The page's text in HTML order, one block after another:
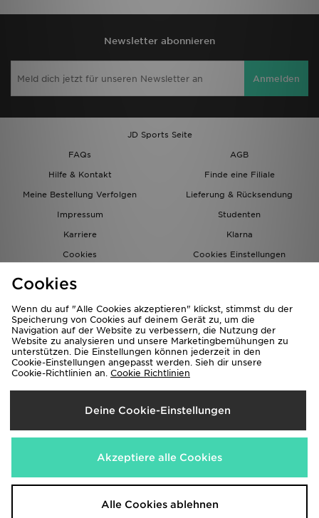
Newsletter abonnieren
Anmelden
JD Sports Seite
FAQs
AGB
Hilfe & Kontakt
Finde eine Filiale
Meine Bestellung Verfolgen
Lieferung & Rücksendung
Impressum
Studenten
Karriere
Klarna
Cookies
Cookies Einstellungen
Lieferung Nach
Deutschland
Wir akzeptieren folgende Zahlungsmethoden
Corporate Website www.jdplc.com
Cookies
Wenn du auf "Alle Cookies akzeptieren" klickst, stimmst du der
Speicherung von Cookies auf deinem Gerät zu, um die
Navigation auf der Website zu verbessern, die Nutzung der
Website zu analysieren und unsere Marketingbemühungen zu
unterstützen. Die Einstellungen können jederzeit in den
Cookie-Einstellungen angepasst werden. Sieh dir unsere
Cookie-Richtlinien an. Cookie Richtlinien
Deine Cookie-Einstellungen
Akzeptiere alle Cookies
Alle Cookies ablehnen